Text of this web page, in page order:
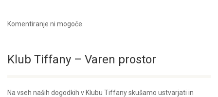
Komentiranje ni mogoče.
Klub Tiffany – Varen prostor
Na vseh naših dogodkih v Klubu Tiffany skušamo ustvarjati in